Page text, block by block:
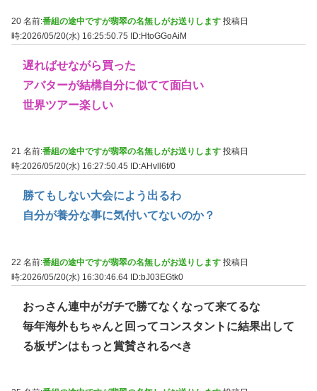
20 名前:番組の途中ですが翡翠の名無しがお送りします 投稿日
時:2026/05/20(水) 16:25:50.75 ID:HtoGGoAiM
遅ればせながら買った
アバターが結構自分に似てて面白い
世界ツアー楽しい
21 名前:番組の途中ですが翡翠の名無しがお送りします 投稿日
時:2026/05/20(水) 16:27:50.45
ID:AHvll6f/0
勝てもしない大会によう出るわ
自分が養分な事に気付いてないのか？
22 名前:番組の途中ですが翡翠の名無しがお送りします 投稿日
時:2026/05/20(水) 16:30:46.64 ID:bJ03EGtk0
おっさん連中がガチで勝てなくなって来てるな
毎年海外もちゃんと回ってコンスタントに結果出して
る板ザンはもっと賞賛されるべき